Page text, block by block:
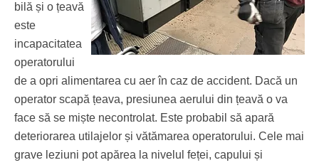
bilă și o țeavă
este
incapacitatea
operatorului
de a opri alimentarea cu aer în caz de accident. Dacă un
operator scapă țeava, presiunea aerului din țeavă o va
face să se miște necontrolat. Este probabil să apară
deteriorarea utilajelor și vătămarea operatorului. Cele mai
grave leziuni pot apărea la nivelul feței, capului și